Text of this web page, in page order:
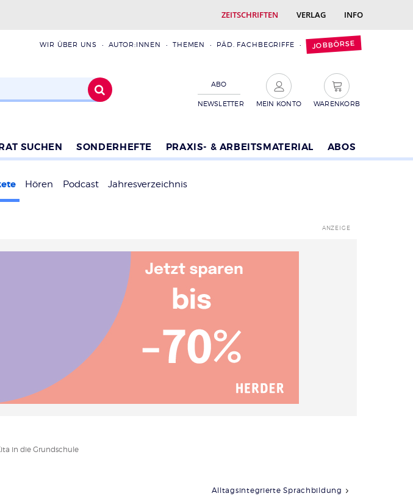
ZEITSCHRIFTEN VERLAG INFO
WIR ÜBER UNS AUTOR:INNEN THEMEN PÄD. FACHBEGRIFFE JOBBÖRSE
ABO
NEWSLETTER MEIN KONTO WARENKORB
SUCHEN SONDERHEFTE PRAXIS- & ARBEITSMATERIAL ABOS
Hören Podcast Jahresverzeichnis
in die Grundschule
Alltagsintegrierte Sprachbildung